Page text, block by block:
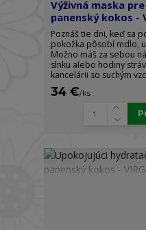
Výživná maska
panenský kokos -
Poznáš tie dni, keď sa
pokožka pôsobí mdlo,
Možno máš za sebou
slnku alebo hodiny
kancelárii so suchým
34 €/ks